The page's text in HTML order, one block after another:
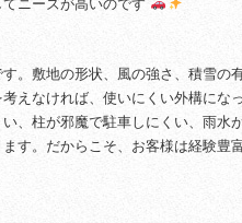
ニーズが高いのです
。敷地の形状、風の強さ、積雪の
えなければ、使いにくい外構にな
、柱が邪魔で駐車しにくい、雨水
す。だからこそ、お客様は経験豊